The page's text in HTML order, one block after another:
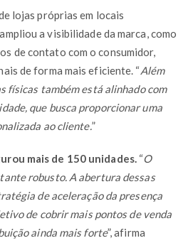
lojas próprias em locais
a visibilidade da marca, como
de contato com o consumidor,
de forma mais eficiente. “Além
físicas também está alinhado com
que busca proporcionar uma
ao cliente.”
mais de 150 unidades. “O
robusto. A abertura dessas
de aceleração da presença
de cobrir mais pontos de venda
ainda mais forte”, afirma